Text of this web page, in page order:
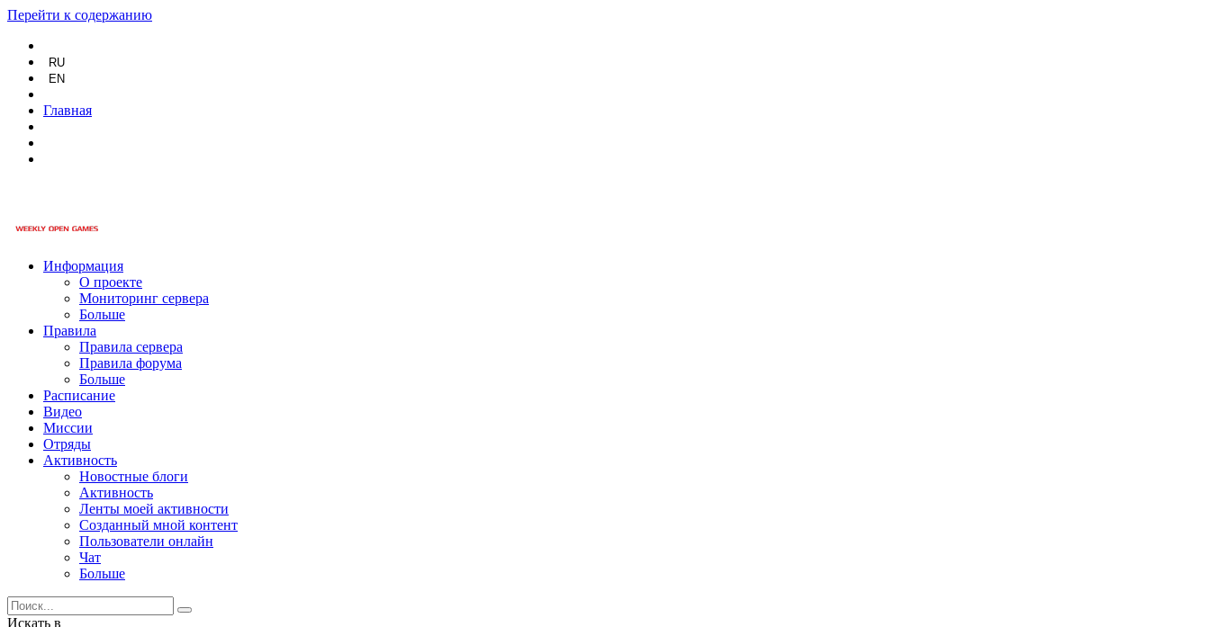
Перейти к содержанию
RU
EN
Главная
Информация
О проекте
Мониторинг сервера
Больше
Правила
Правила сервера
Правила форума
Больше
Расписание
Видео
Миссии
Отряды
Активность
Новостные блоги
Активность
Ленты моей активности
Созданный мной контент
Пользователи онлайн
Чат
Больше
Искать в